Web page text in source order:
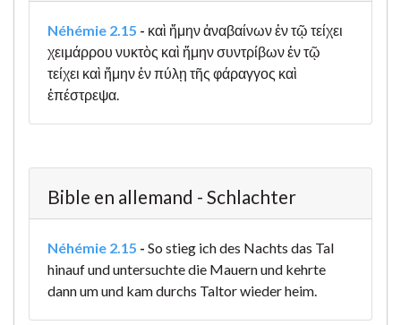
Néhémie 2.15 - καὶ ἤμην ἀναβαίνων ἐν τῷ τείχει
χειμάρρου νυκτὸς καὶ ἤμην συντρίβων ἐν τῷ
τείχει καὶ ἤμην ἐν πύλῃ τῆς φάραγγος καὶ
ἐπέστρεψα.
Bible en allemand - Schlachter
Néhémie 2.15 - So stieg ich des Nachts das Tal
hinauf und untersuchte die Mauern und kehrte
dann um und kam durchs Taltor wieder heim.